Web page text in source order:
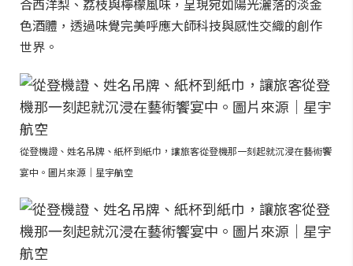
色酒體，透過味覺完美呼應大師科技與感性交織的創作
世界。
從登機證、姓名吊牌、紙杯到紙巾，讓旅客從登機那一刻起就沉浸在藝術饗
宴中。圖片來源｜星宇航空